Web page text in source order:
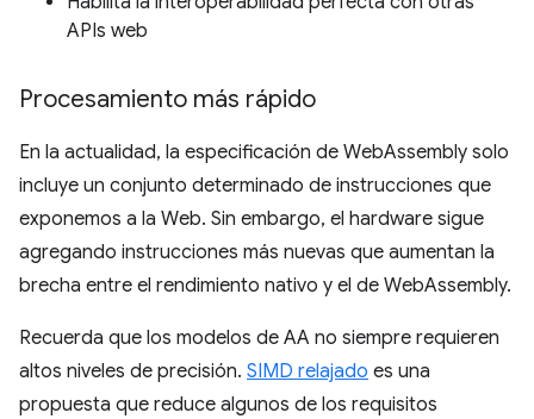
APIs web
Procesamiento más rápido
En la actualidad, la especificación de WebAssembly solo
incluye un conjunto determinado de instrucciones que
exponemos a la Web. Sin embargo, el hardware sigue
agregando instrucciones más nuevas que aumentan la
brecha entre el rendimiento nativo y el de WebAssembly.
Recuerda que los modelos de AA no siempre requieren
altos niveles de precisión. SIMD relajado es una
propuesta que reduce algunos de los requisitos